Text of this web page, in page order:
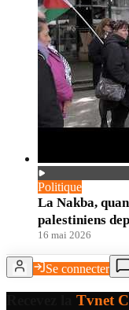
Politique
La Nakba,
palestiniens
16 mai 2026
Se connecter
Tvnet